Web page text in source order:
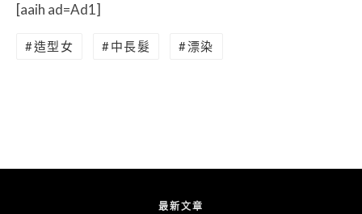
[aaih ad=Ad1]
造型女 中長髮 漂染
最新文章